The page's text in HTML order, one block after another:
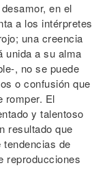
en el
a los intérpretes
una creencia
unida a su alma
, no se puede
o confusión que
romper. El
y talentoso
resultado que
tendencias de
reproducciones